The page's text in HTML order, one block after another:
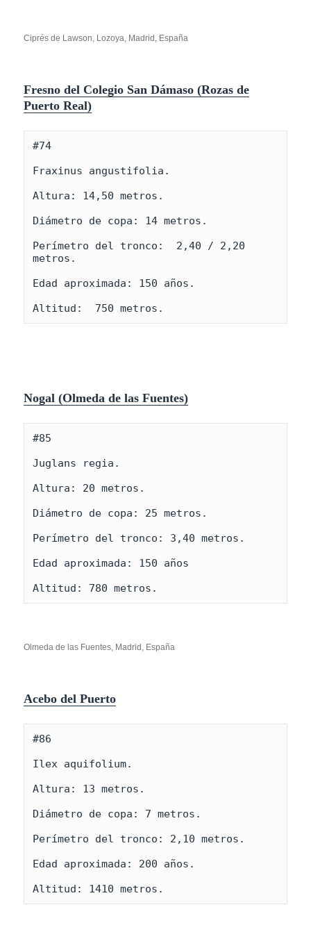
Ciprés de Lawson, Lozoya, Madrid, España
Fresno del Colegio San Dámaso (Rozas de
Puerto Real)
#74
Fraxinus angustifolia.
Altura: 14,50 metros.
Diámetro de copa: 14 metros.
Perímetro del tronco:  2,40 / 2,20
metros.
Edad aproximada: 150 años.
Altitud:  750 metros.
Nogal (Olmeda de las Fuentes)
#85
Juglans regia.
Altura: 20 metros.
Diámetro de copa: 25 metros.
Perímetro del tronco: 3,40 metros.
Edad aproximada: 150 años
Altitud: 780 metros.
Olmeda de las Fuentes, Madrid, España
Acebo del Puerto
#86
Ilex aquifolium.
Altura: 13 metros.
Diámetro de copa: 7 metros.
Perímetro del tronco: 2,10 metros.
Edad aproximada: 200 años.
Altitud: 1410 metros.